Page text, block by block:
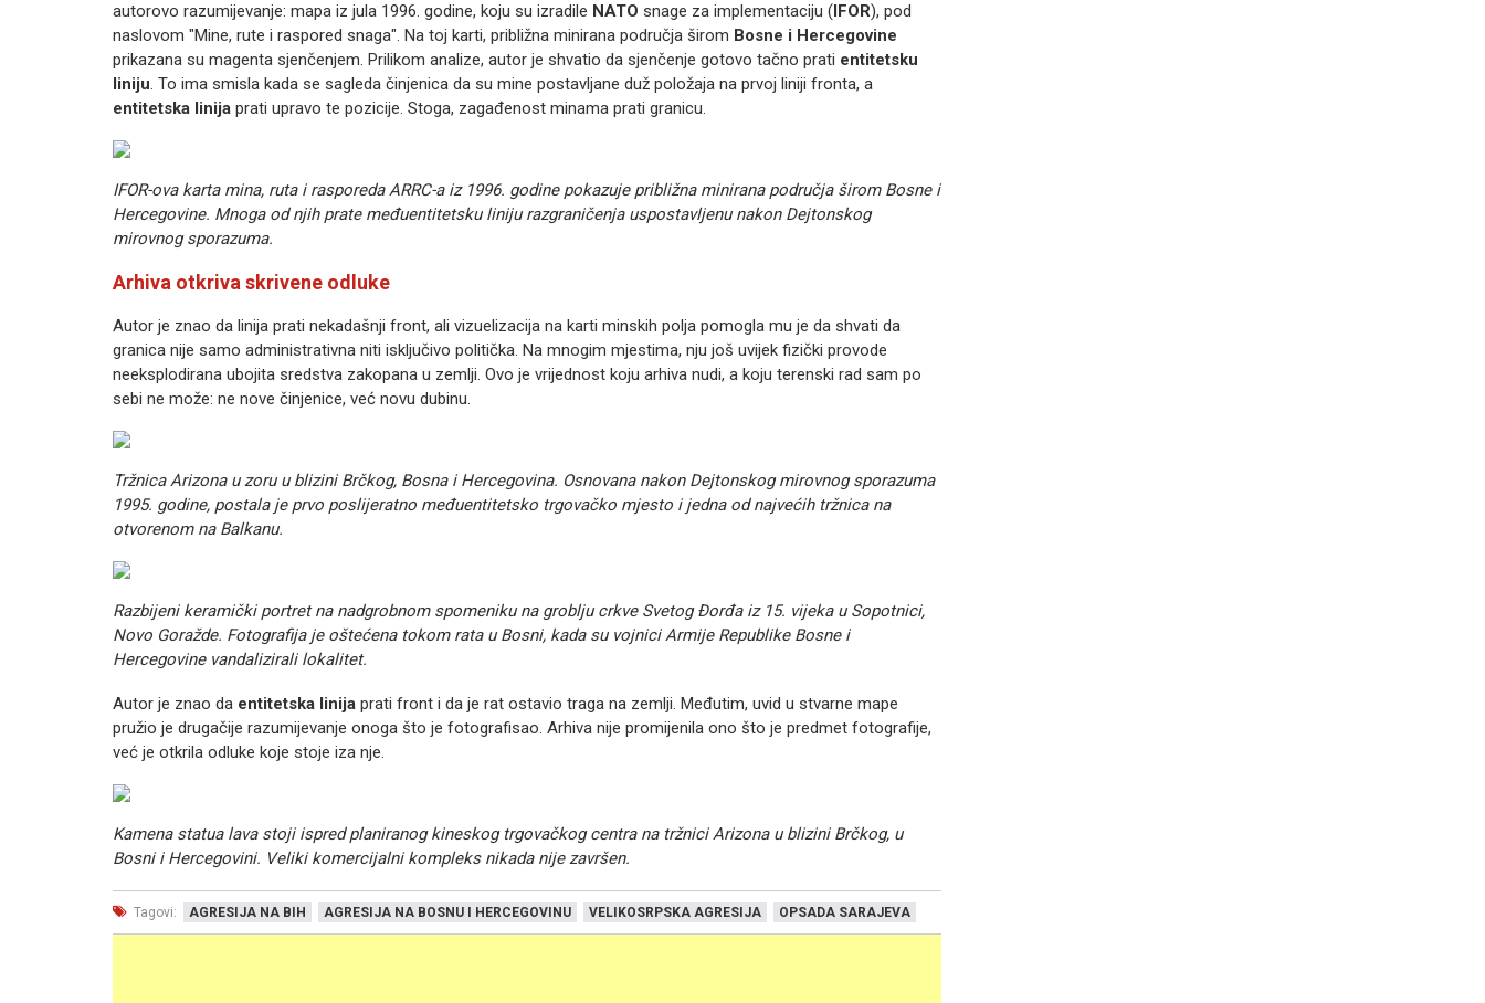
autorovo razumijevanje: mapa iz jula 1996. godine, koju su izradile NATO snage za implementaciju (IFOR), pod
naslovom "Mine, rute i raspored snaga". Na toj karti, približna minirana područja širom Bosne i Hercegovine
prikazana su magenta sjenčenjem. Prilikom analize, autor je shvatio da sjenčenje gotovo tačno prati entitetsku
liniju. To ima smisla kada se sagleda činjenica da su mine postavljane duž položaja na prvoj liniji fronta, a
entitetska linija prati upravo te pozicije. Stoga, zagađenost minama prati granicu.
IFOR-ova karta mina, ruta i rasporeda ARRC-a iz 1996. godine pokazuje približna minirana područja širom Bosne i
Hercegovine. Mnoga od njih prate međuentitetsku liniju razgraničenja uspostavljenu nakon Dejtonskog
mirovnog sporazuma.
Arhiva otkriva skrivene odluke
Autor je znao da linija prati nekadašnji front, ali vizuelizacija na karti minskih polja pomogla mu je da shvati da
granica nije samo administrativna niti isključivo politička. Na mnogim mjestima, nju još uvijek fizički provode
neeksplodirana ubojita sredstva zakopana u zemlji. Ovo je vrijednost koju arhiva nudi, a koju terenski rad sam po
sebi ne može: ne nove činjenice, već novu dubinu.
Tržnica Arizona u zoru u blizini Brčkog, Bosna i Hercegovina. Osnovana nakon Dejtonskog mirovnog sporazuma
1995. godine, postala je prvo poslijeratno međuentitetsko trgovačko mjesto i jedna od najvećih tržnica na
otvorenom na Balkanu.
Razbijeni keramički portret na nadgrobnom spomeniku na groblju crkve Svetog Đorđa iz 15. vijeka u Sopotnici,
Novo Goražde. Fotografija je oštećena tokom rata u Bosni, kada su vojnici Armije Republike Bosne i
Hercegovine vandalizirali lokalitet.
Autor je znao da entitetska linija prati front i da je rat ostavio traga na zemlji. Međutim, uvid u stvarne mape
pružio je drugačije razumijevanje onoga što je fotografisao. Arhiva nije promijenila ono što je predmet fotografije,
već je otkrila odluke koje stoje iza nje.
Kamena statua lava stoji ispred planiranog kineskog trgovačkog centra na tržnici Arizona u blizini Brčkog, u
Bosni i Hercegovini. Veliki komercijalni kompleks nikada nije završen.
Tagovi: AGRESIJA NA BIH AGRESIJA NA BOSNU I HERCEGOVINU VELIKOSRPSKA AGRESIJA OPSADA SARAJEVA